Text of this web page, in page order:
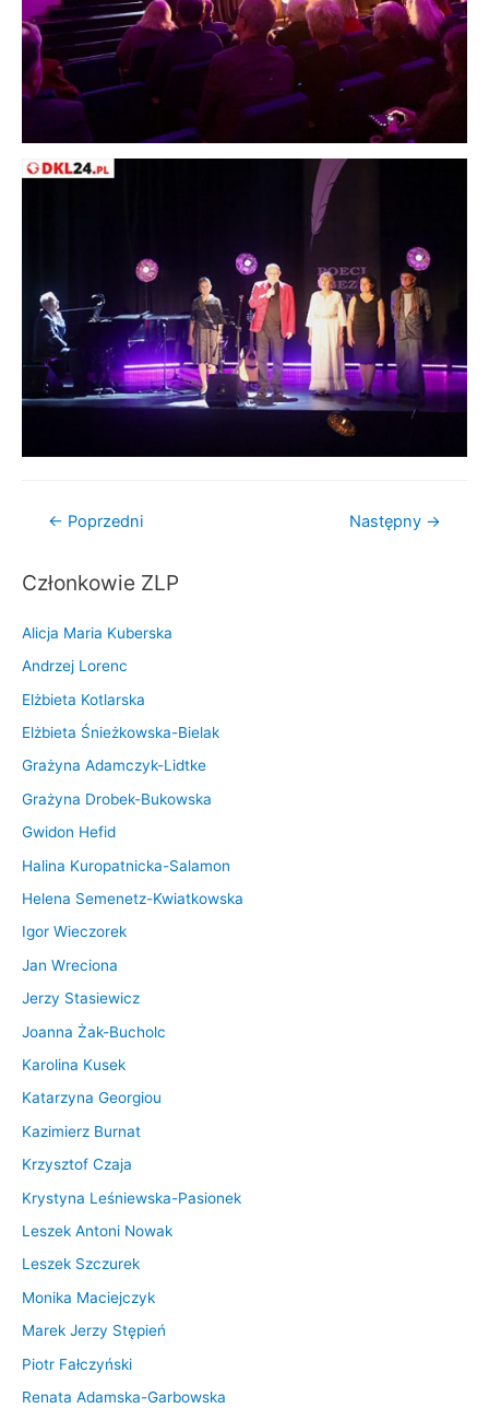
Nawigacja
← Poprzedni Następny →
Członkowie ZLP
Alicja Maria Kuberska
Andrzej Lorenc
Elżbieta Kotlarska
Elżbieta Śnieżkowska-Bielak
Grażyna Adamczyk-Lidtke
Grażyna Drobek-Bukowska
Gwidon Hefid
Halina Kuropatnicka-Salamon
Helena Semenetz-Kwiatkowska
Igor Wieczorek
Jan Wreciona
Jerzy Stasiewicz
Joanna Żak-Bucholc
Karolina Kusek
Katarzyna Georgiou
Kazimierz Burnat
Krzysztof Czaja
Krystyna Leśniewska-Pasionek
Leszek Antoni Nowak
Leszek Szczurek
Monika Maciejczyk
Marek Jerzy Stępień
Piotr Fałczyński
Renata Adamska-Garbowska